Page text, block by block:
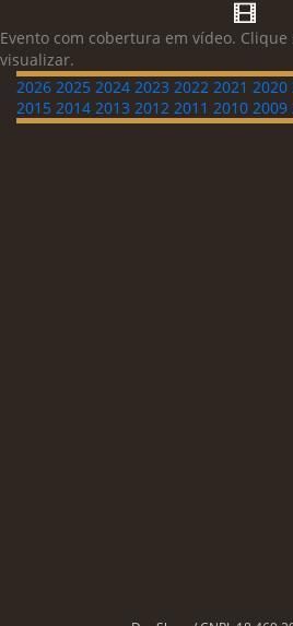
Evento com cobertura em vídeo.
visualizar.
2026 2025 2024 2023 2022 2021 2020
2015 2014 2013 2012 2011 2010 2009